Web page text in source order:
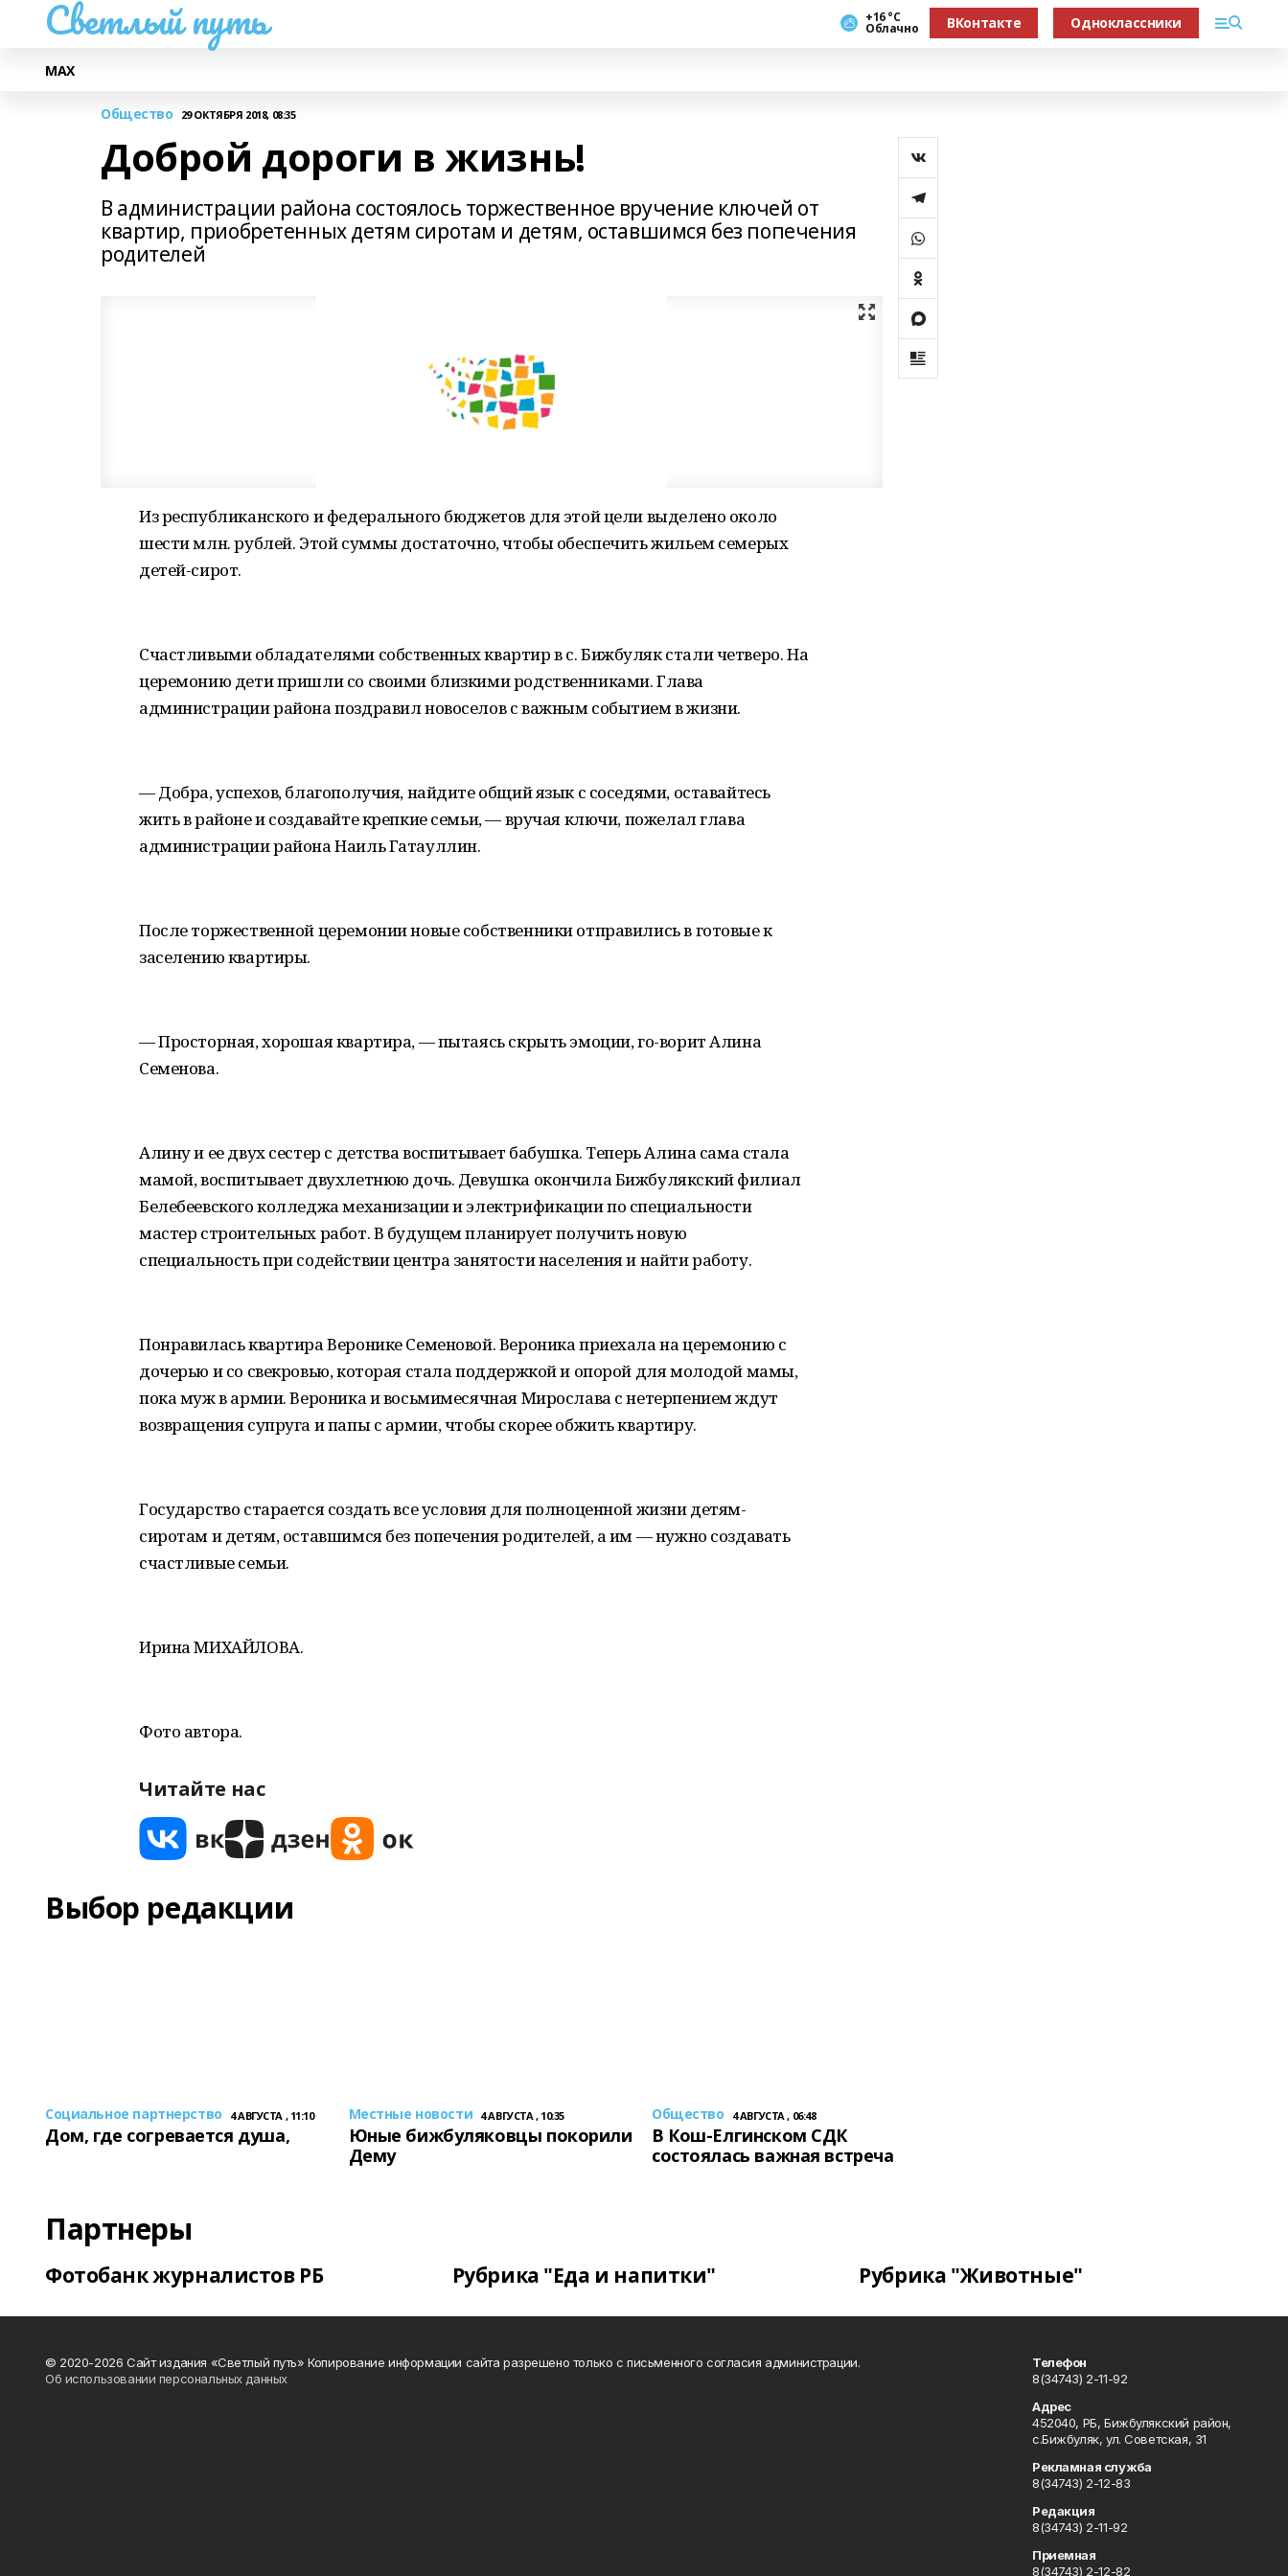
Светлый путь +16 °С
Облачно ВКонтакте Одноклассники
МАХ
Общество 29 ОКТЯБРЯ 2018, 08:35
Доброй дороги в жизнь!
В администрации района состоялось торжественное вручение ключей от
квартир, приобретенных детям сиротам и детям, оставшимся без попечения
родителей
Из республиканского и федерального бюджетов для этой цели выделено около
шести млн. рублей. Этой суммы достаточно, чтобы обеспечить жильем семерых
детей-сирот.
Счастливыми обладателями собственных квартир в с. Бижбуляк стали четверо. На
церемонию дети пришли со своими близкими родственниками. Глава
администрации района поздравил новоселов с важным событием в жизни.
— Добра, успехов, благополучия, найдите общий язык с соседями, оставайтесь
жить в районе и создавайте крепкие семьи, — вручая ключи, пожелал глава
администрации района Наиль Гатауллин.
После торжественной церемонии новые собственники отправились в готовые к
заселению квартиры.
— Просторная, хорошая квартира, — пытаясь скрыть эмоции, го-ворит Алина
Семенова.
Алину и ее двух сестер с детства воспитывает бабушка. Теперь Алина сама стала
мамой, воспитывает двухлетнюю дочь. Девушка окончила Бижбулякский филиал
Белебеевского колледжа механизации и электрификации по специальности
мастер строительных работ. В будущем планирует получить новую
специальность при содействии центра занятости населения и найти работу.
Понравилась квартира Веронике Семеновой. Вероника приехала на церемонию с
дочерью и со свекровью, которая стала поддержкой и опорой для молодой мамы,
пока муж в армии. Вероника и восьмимесячная Мирослава с нетерпением ждут
возвращения супруга и папы с армии, чтобы скорее обжить квартиру.
Государство старается создать все условия для полноценной жизни детям-
сиротам и детям, оставшимся без попечения родителей, а им — нужно создавать
счастливые семьи.
Ирина МИХАЙЛОВА.
Фото автора.
Читайте нас
Выбор редакции
Социальное партнерство 4 АВГУСТА , 11:10
Дом, где согревается душа,
Местные новости 4 АВГУСТА , 10:35
Юные бижбуляковцы покорили
Дему
Общество 4 АВГУСТА , 06:48
В Кош-Елгинском СДК
состоялась важная встреча
Партнеры
Фотобанк журналистов РБ Рубрика "Еда и напитки" Рубрика "Животные"
© 2020-2026 Сайт издания «Светлый путь» Копирование информации сайта разрешено только с письменного согласия администрации.
Об использовании персональных данных
Телефон
8(34743) 2-11-92
Адрес
452040, РБ, Бижбулякский район,
с.Бижбуляк, ул. Советская, 31
Рекламная служба
8(34743) 2-12-83
Редакция
8(34743) 2-11-92
Приемная
8(34743) 2-12-82